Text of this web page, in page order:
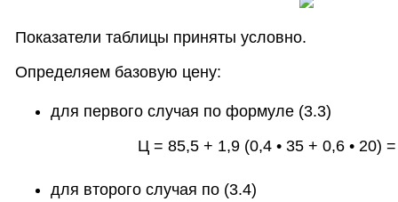
Показатели таблицы приняты условно.
Определяем базовую цену:
для первого случая по формуле (3.3)
Ц = 85,5 + 1,9 (0,4 • 35 + 0,6 • 20)
для второго случая по (3.4)